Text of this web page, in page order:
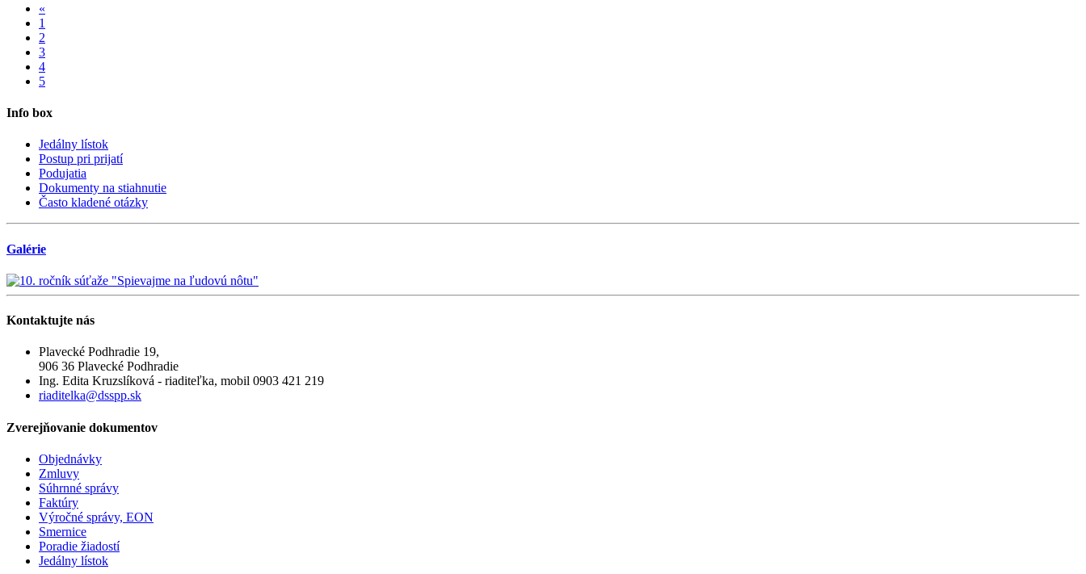
«
1
2
3
4
5
Info box
Jedálny lístok
Postup pri prijatí
Podujatia
Dokumenty na stiahnutie
Často kladené otázky
Galérie
Kontaktujte nás
Plavecké Podhradie 19,
906 36 Plavecké Podhradie
Ing. Edita Kruzslíková - riaditeľka, mobil 0903 421 219
riaditelka@dsspp.sk
Zverejňovanie dokumentov
Objednávky
Zmluvy
Súhrnné správy
Faktúry
Výročné správy, EON
Smernice
Poradie žiadostí
Jedálny lístok